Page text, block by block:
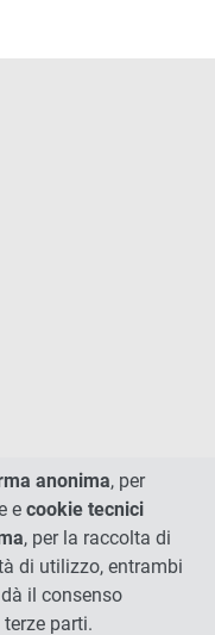
anonima, per
e cookie tecnici
, per la raccolta di
di utilizzo, entrambi
il consenso
parti.